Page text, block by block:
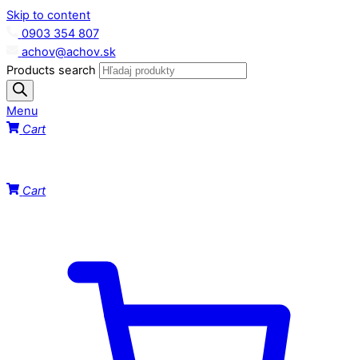
Skip to content
0903 354 807
achov@achov.sk
Products search
Menu
Cart
Cart